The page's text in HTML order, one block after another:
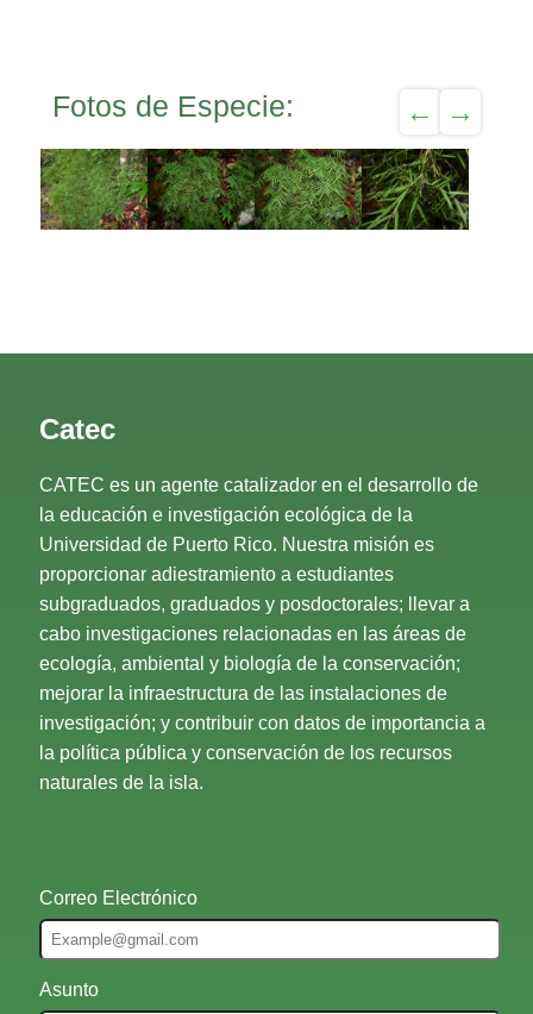
Fotos de Especie:
Catec
CATEC es un agente catalizador en el desarrollo de
la educación e investigación ecológica de la
Universidad de Puerto Rico. Nuestra misión es
proporcionar adiestramiento a estudiantes
subgraduados, graduados y posdoctorales; llevar a
cabo investigaciones relacionadas en las áreas de
ecología, ambiental y biología de la conservación;
mejorar la infraestructura de las instalaciones de
investigación; y contribuir con datos de importancia a
la política pública y conservación de los recursos
naturales de la isla.
Correo Electrónico
Asunto